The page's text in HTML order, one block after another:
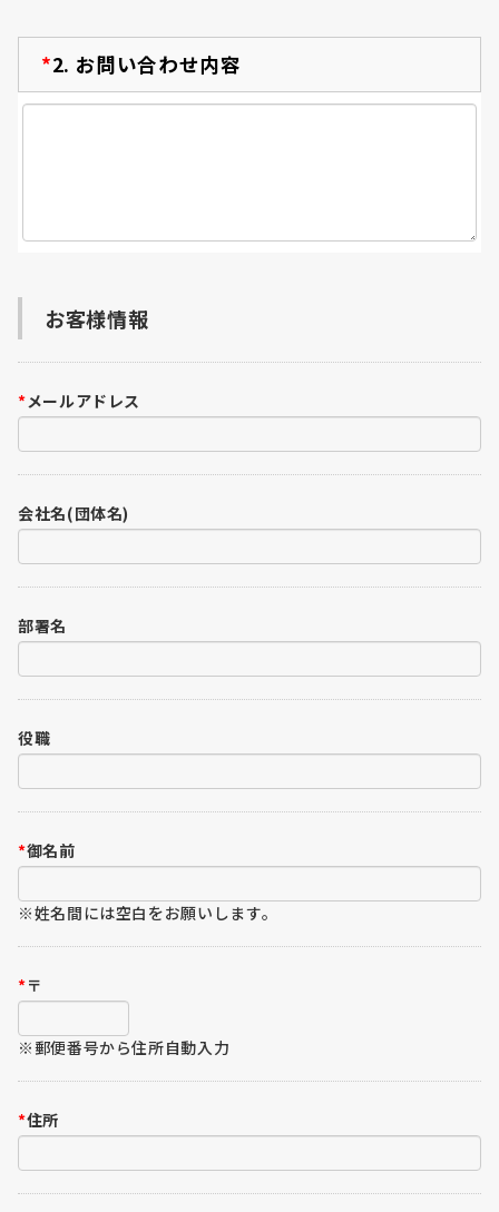
*2. お問い合わせ内容
お客様情報
*メールアドレス
会社名(団体名)
部署名
役職
*御名前
※姓名間には空白をお願いします。
*〒
※郵便番号から住所自動入力
*住所